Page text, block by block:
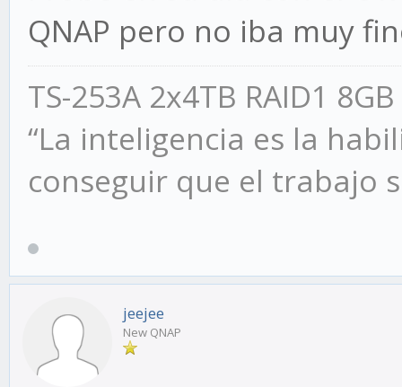
QNAP pero no iba muy
TS-253A 2x4TB RAID1
“La inteligencia es la
conseguir que el trabajo
jeejee
New QNAP